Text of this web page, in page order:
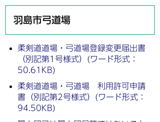
羽島市弓道場
柔剣道道場・弓道場登録変更届出書
（別記第1号様式）(ワード形式：
50.61KB)
柔剣道道場・弓道場 利用許可申請
書（別記第2号様式）(ワード形式：
94.50KB)